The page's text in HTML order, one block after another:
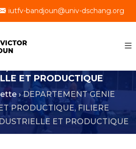
iutfv-bandjoun@univ-dschang.org
GENIE MECANIQUE ET
ET PRODUCTIQUE
›DEPARTEMENT GENIE
PRODUCTIQUE, FILIERE
ET PRODUCTIQUE